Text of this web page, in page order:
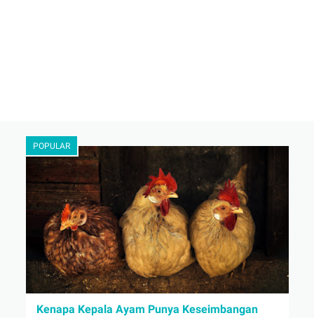
POPULAR
Kenapa Kepala Ayam Punya Keseimbangan